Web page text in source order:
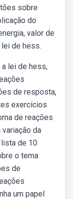
sobre
do
valor de
de hess.
lei de hess,
de resposta,
exercícios
de reações
da
lista de 10
o tema
de
um papel